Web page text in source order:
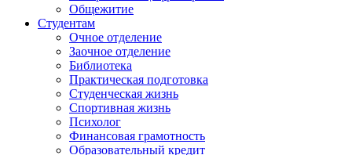
Общежитие
Студентам
Очное отделение
Заочное отделение
Библиотека
Практическая подготовка
Студенческая жизнь
Спортивная жизнь
Психолог
Финансовая грамотность
Образовательный кредит